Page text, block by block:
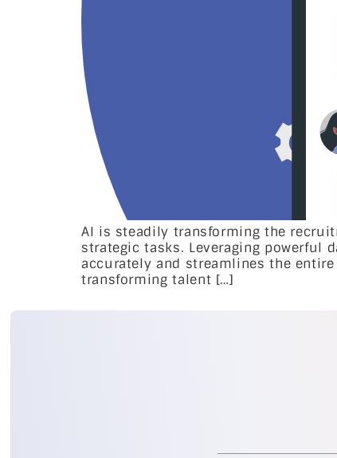
AI is steadily transforming the
strategic tasks. Leveraging powerful
accurately and streamlines the
transforming talent […]